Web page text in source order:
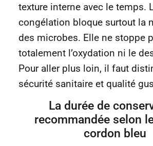
texture interne avec le temps.
congélation bloque surtout la
des microbes. Elle ne stoppe
totalement l’oxydation ni le
Pour aller plus loin, il faut
sécurité sanitaire et qualité
La durée de
recommandée selon
cordon bleu